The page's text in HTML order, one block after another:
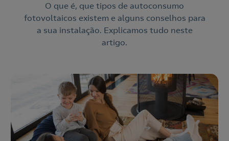
O que é, que tipos de autoconsumo
fotovoltaicos existem e alguns conselhos para
a sua instalação. Explicamos tudo neste
artigo.